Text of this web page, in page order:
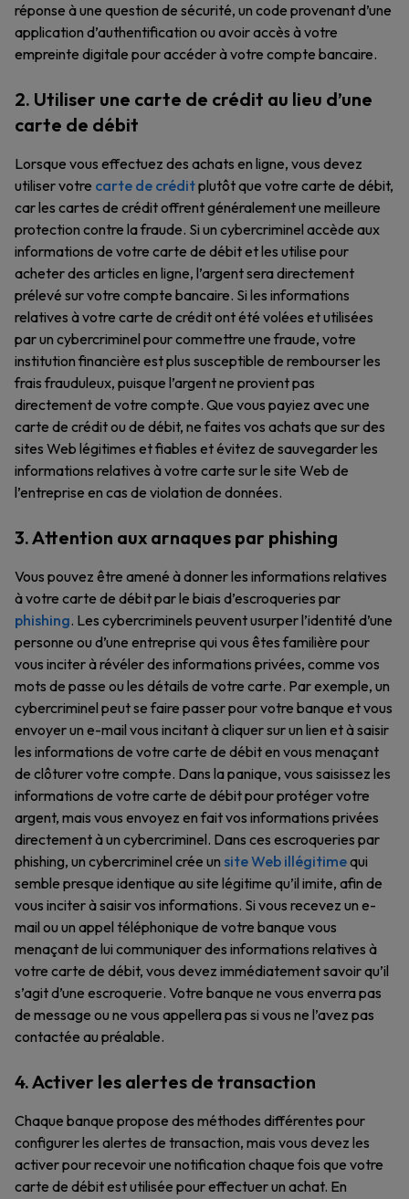
réponse à une question de sécurité, un code provenant d’une
application d’authentification ou avoir accès à votre
empreinte digitale pour accéder à votre compte bancaire.
2. Utiliser une carte de crédit au lieu d’une
carte de débit
Lorsque vous effectuez des achats en ligne, vous devez
utiliser votre carte de créditplutôt que votre carte de débit,
car les cartes de crédit offrent généralement une meilleure
protection contre la fraude. Si un cybercriminel accède aux
informations de votre carte de débit et les utilise pour
acheter des articles en ligne, l’argent sera directement
prélevé sur votre compte bancaire. Si les informations
relatives à votre carte de crédit ont été volées et utilisées
par un cybercriminel pour commettre une fraude, votre
institution financière est plus susceptible de rembourser les
frais frauduleux, puisque l’argent ne provient pas
directement de votre compte. Que vous payiez avec une
carte de crédit ou de débit, ne faites vos achats que sur des
sites Web légitimes et fiables et évitez de sauvegarder les
informations relatives à votre carte sur le site Web de
l’entreprise en cas de violation de données.
3. Attention aux arnaques par phishing
Vous pouvez être amené à donner les informations relatives
à votre carte de débit par le biais d’escroqueries par
phishing. Les cybercriminels peuvent usurper l’identité d’une
personne ou d’une entreprise qui vous êtes familière pour
vous inciter à révéler des informations privées, comme vos
mots de passe ou les détails de votre carte. Par exemple, un
cybercriminel peut se faire passer pour votre banque et vous
envoyer un e-mail vous incitant à cliquer sur un lien et à saisir
les informations de votre carte de débit en vous menaçant
de clôturer votre compte. Dans la panique, vous saisissez les
informations de votre carte de débit pour protéger votre
argent, mais vous envoyez en fait vos informations privées
directement à un cybercriminel. Dans ces escroqueries par
phishing, un cybercriminel crée un site Web illégitimequi
semble presque identique au site légitime qu’il imite, afin de
vous inciter à saisir vos informations. Si vous recevez un e-
mail ou un appel téléphonique de votre banque vous
menaçant de lui communiquer des informations relatives à
votre carte de débit, vous devez immédiatement savoir qu’il
s’agit d’une escroquerie. Votre banque ne vous enverra pas
de message ou ne vous appellera pas si vous ne l’avez pas
contactée au préalable.
4. Activer les alertes de transaction
Chaque banque propose des méthodes différentes pour
configurer les alertes de transaction, mais vous devez les
activer pour recevoir une notification chaque fois que votre
carte de débit est utilisée pour effectuer un achat. En